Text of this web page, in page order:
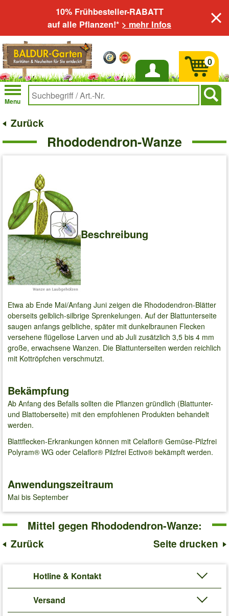
10% Frühbesteller-RABATT
auf alle Pflanzen!* > mehr Infos
Anmelden
Menu
0
Zurück
Rhododendron-Wanze
Beschreibung
Etwa ab Ende Mai/Anfang Juni zeigen die Rhododendron-Blätter
oberseits gelblich-silbrige Sprenkelungen. Auf der Blattunterseite
saugen anfangs gelbliche, später mit dunkelbraunen Flecken
versehene flügellose Larven und ab Juli zusätzlich 3,5 bis 4 mm
große, erwachsene Wanzen. Die Blattunterseiten werden reichlich
mit Kottröpfchen verschmutzt.
Bekämpfung
Ab Anfang des Befalls sollten die Pflanzen gründlich (Blattunter-
und Blattoberseite) mit den empfohlenen Produkten behandelt
werden.
Blattflecken-Erkrankungen können mit Celaflor® Gemüse-Pilzfrei
Polyram® WG oder Celaflor® Pilzfrei Ectivo® bekämpft werden.
Anwendungszeitraum
Mai bis September
Mittel gegen Rhododendron-Wanze:
Zurück Seite drucken
Hotline & Kontakt
Versand